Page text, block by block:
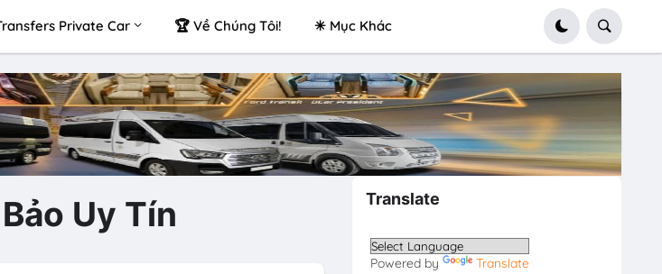
Private Car 🏆 Về Chúng Tôi! ✳ Mục Khác
Uy Tín Translate
Powered by Translate